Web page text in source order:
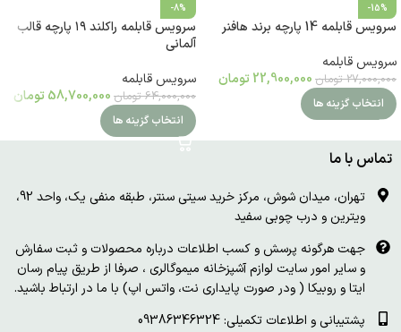
-15%
سرویس قابلمه 14 پارچه برند هافنر
سرویس قابلمه
27,000,000 تومان 22,900,000 تومان
انتخاب گزینه ها
-8%
سرویس قابلمه راکلند ۱۹ پارچه قالب
آلمانی
سرویس قابلمه
64,000,000 تومان 58,700,000 تومان
انتخاب گزینه ها
تماس با ما
تهران، میدان شوش، مرکز خرید سیتی سنتر، طبقه منفی یک، واحد 92،
ویترین و درب چوبی سفید
جهت هرگونه پرسش و کسب اطلاعات درباره محصولات و ثبت سفارش
و سایر امور سایت لوازم آشپزخانه میموگالری ، صرفا از طریق پیام رسان
ایتا و روبیکا ( ودر صورت پایداری نت، واتس اپ) با ما در ارتباط باشید.
پشتیبانی و اطلاعات تکمیلی: 09386346324